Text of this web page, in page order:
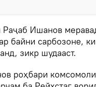
Ишанов
байни сарбозоне,
зикр шудааст.
роҳбари